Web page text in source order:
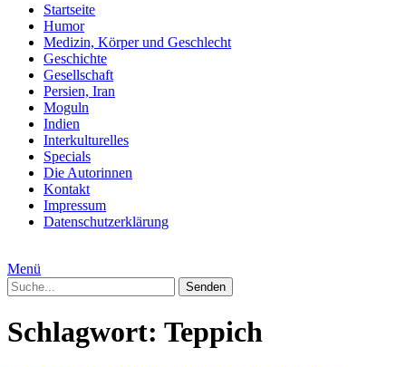
Startseite
Humor
Medizin, Körper und Geschlecht
Geschichte
Gesellschaft
Persien, Iran
Moguln
Indien
Interkulturelles
Specials
Die Autorinnen
Kontakt
Impressum
Datenschutzerklärung
Menü
Schlagwort: Teppich